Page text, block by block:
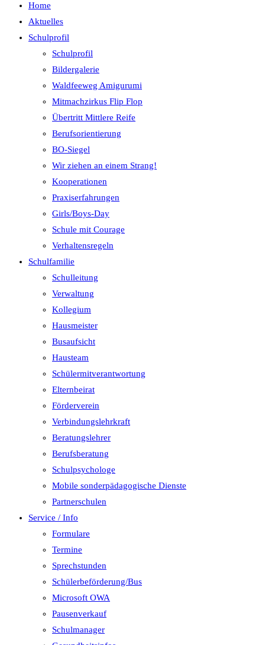
Home
Aktuelles
Schulprofil
Schulprofil
Bildergalerie
Waldfeeweg Amigurumi
Mitmachzirkus Flip Flop
Übertritt Mittlere Reife
Berufsorientierung
BO-Siegel
Wir ziehen an einem Strang!
Kooperationen
Praxiserfahrungen
Girls/Boys-Day
Schule mit Courage
Verhaltensregeln
Schulfamilie
Schulleitung
Verwaltung
Kollegium
Hausmeister
Busaufsicht
Hausteam
Schülermitverantwortung
Elternbeirat
Förderverein
Verbindungslehrkraft
Beratungslehrer
Berufsberatung
Schulpsychologe
Mobile sonderpädagogische Dienste
Partnerschulen
Service / Info
Formulare
Termine
Sprechstunden
Schülerbeförderung/Bus
Microsoft OWA
Pausenverkauf
Schulmanager